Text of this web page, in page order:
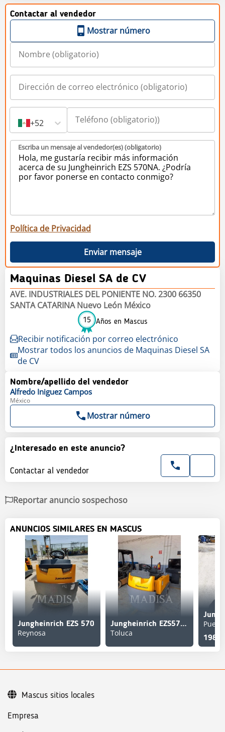
Contactar al vendedor
Mostrar número
+52
Escriba un mensaje al vendedor(es) (obligatorio)
Política de Privacidad
Enviar mensaje
Maquinas Diesel SA de CV
AVE. INDUSTRIALES DEL PONIENTE NO. 2300 66350
SANTA CATARINA Nuevo León México
15 Años en Mascus
Recibir notificación por correo electrónico
Mostrar todos los anuncios de Maquinas Diesel SA
de CV
Nombre/apellido del vendedor
Alfredo Iniguez Campos
México
Mostrar número
¿Interesado en este anuncio?
Contactar al vendedor
Reportar anuncio sospechoso
ANUNCIOS SIMILARES EN MASCUS
Jungheinrich EZS 570
Reynosa
Jungheinrich EZS570NA
Toluca
Empresa
Mascus sitios locales